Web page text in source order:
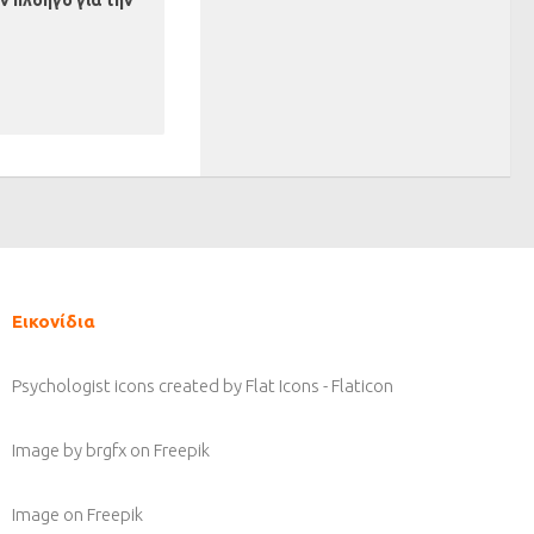
Εικονίδια
Psychologist icons created by Flat Icons - Flaticon
Image by brgfxon Freepik
Image on Freepik